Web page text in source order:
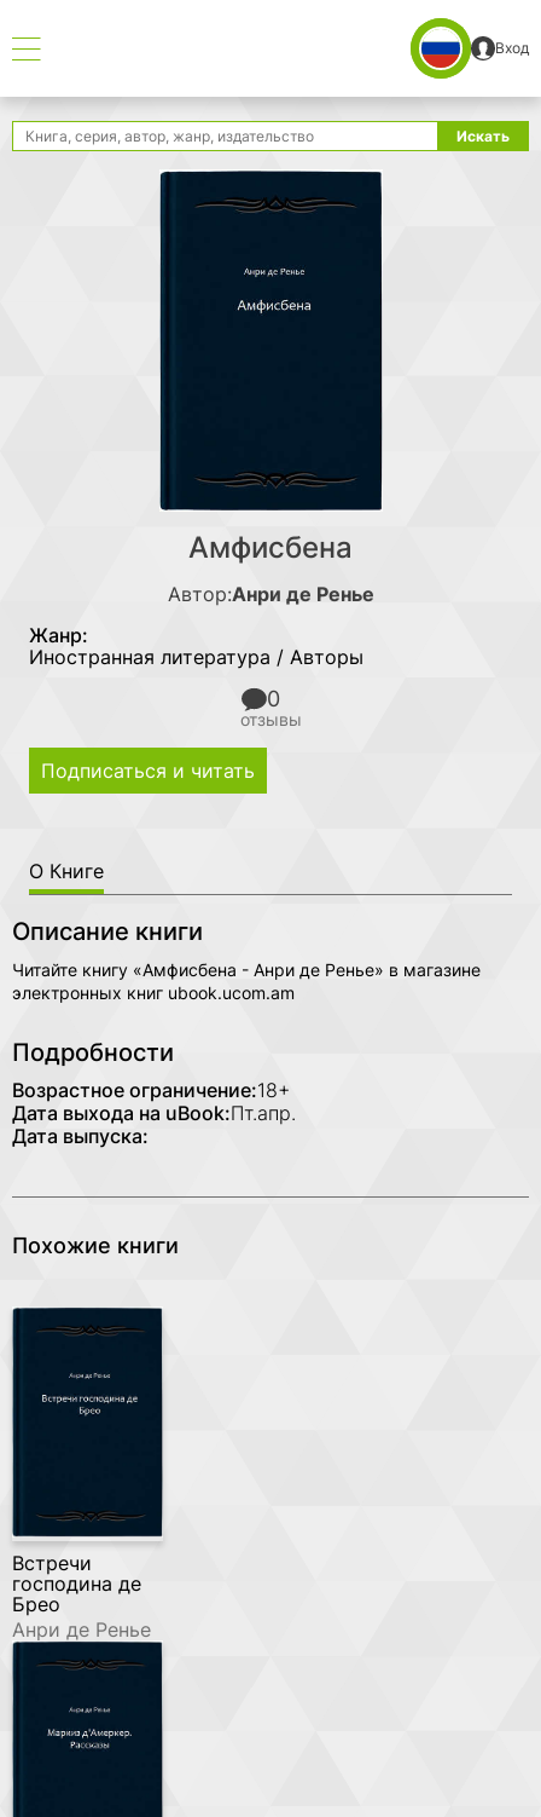
Вход
Поиск Искать
Амфисбена
Автор:Анри де Ренье
Жанр:
Иностранная литература / Авторы
0
отзывы
Подписаться и читать
О Книге
Описание книги
Читайте книгу «Амфисбена - Анри де Ренье» в магазине
электронных книг ubook.ucom.am
Подробности
Возрастное ограничение:18+
Дата выхода на uBook:Пт.апр.
Дата выпуска:
Похожие книги
Встречи
господина де
Брео
Анри де Ренье